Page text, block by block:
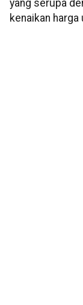
yang serupa
kenaikan